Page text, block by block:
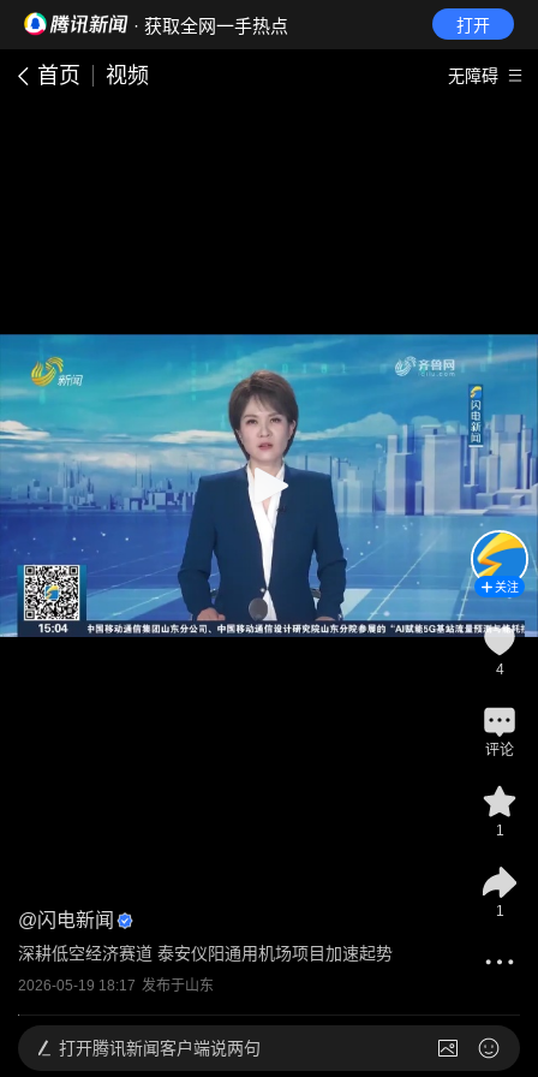
· 获取全网一手热点 打开
首页 视频 无障碍
@闪电新闻
深耕低空经济赛道 泰安仪阳通用机场项目加速起势
2026-05-19 18:17 发布于山东
关注
4
评论
1
1
打开腾讯新闻客户端说两句